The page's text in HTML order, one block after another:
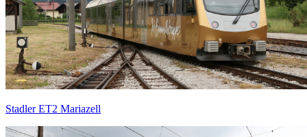
Stadler ET2 Mariazell